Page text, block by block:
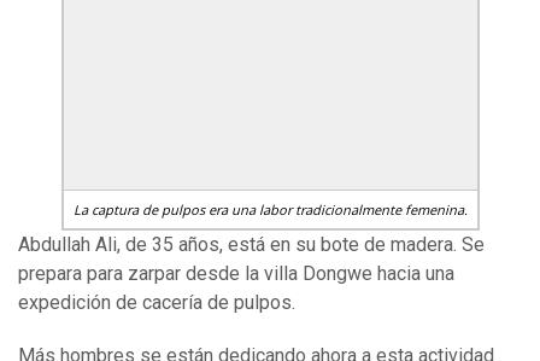
La captura de pulpos era una labor tradicionalmente femenina.
Abdullah Ali, de 35 años, está en su bote de madera. Se
prepara para zarpar desde la villa Dongwe hacia una
expedición de cacería de pulpos.
Más hombres se están dedicando ahora a esta actividad